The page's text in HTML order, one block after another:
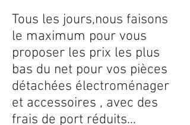
Tous les jours,nous faisons
le maximum pour vous
proposer les prix les plus
bas du net pour vos pièces
détachées électroménager
et accessoires , avec des
frais de port réduits...